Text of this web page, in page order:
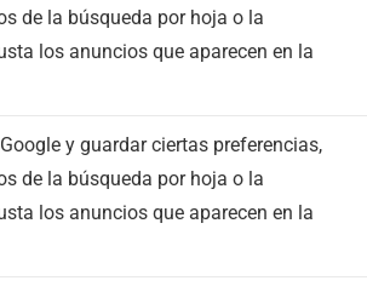
de la búsqueda por hoja o la
los anuncios que aparecen en la
y guardar ciertas preferencias,
de la búsqueda por hoja o la
los anuncios que aparecen en la